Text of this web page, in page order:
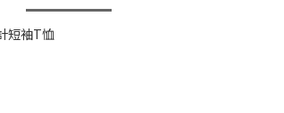
短袖T恤